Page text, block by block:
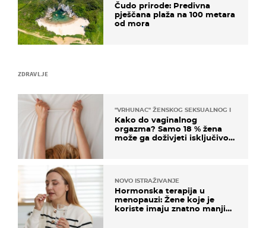
ZDRAVLJE
"VRHUNAC" ŽENSKOG SEKSUALNOG ISKUSTVA
Kako do vaginalnog
orgazma? Samo 18 % žena
može ga doživjeti isključivo
NOVO ISTRAŽIVANJE
Hormonska terapija u
menopauzi: Žene koje je
koriste imaju znatno manji
Čudo prirode: Predivna
pješčana plaža na 100 metara
od mora